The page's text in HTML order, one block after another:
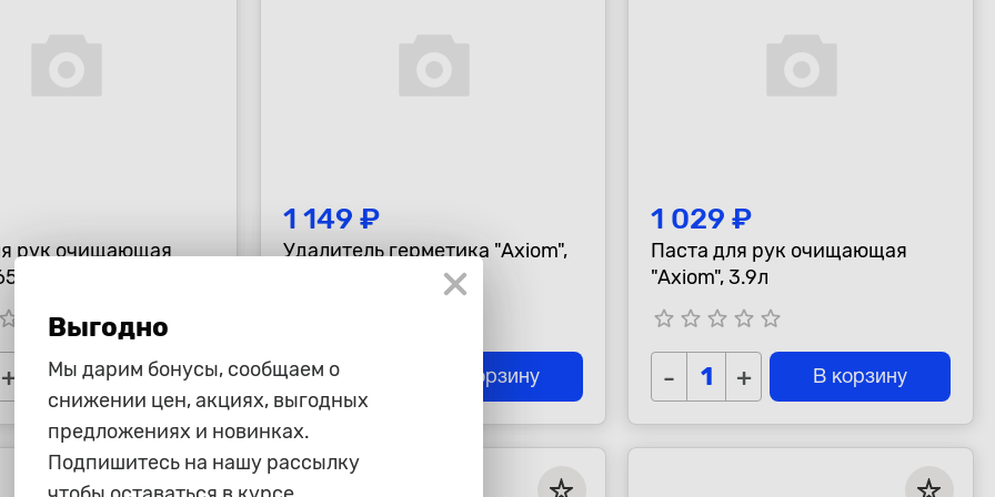
рук очищающая
star_border star_border
+ В корзину
1 149 ₽
Удалитель герметика "Axiom",
- В корзину
1 029 ₽
Паста для рук очищающая
"Axiom", 3.9л
star_border star_border star_border star_border star_border
- + В корзину
Выгодно
Мы дарим бонусы, сообщаем о
снижении цен, акциях, выгодных
предложениях и новинках.
Подпишитесь на нашу рассылку